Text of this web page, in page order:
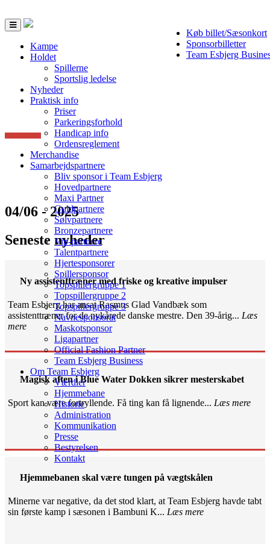
Køb billet/Sæsonkort
Sponsorbilletter
Team Esbjerg
Toggle
navigation
Kampe
Holdet
Spillerne
Sportslig ledelse
Nyheder
Praktisk info
Priser
Parkeringsforhold
Handicap info
Ordensreglement
Merchandise
Samarbejdspartnere
Bliv sponsor i Team Esbjerg
Hovedpartnere
Maxi Partner
Guldpartnere
Sølvpartnere
Bronzepartnere
Vip-partnere
Talentpartnere
Hjertesponsorer
Spillersponsor
Topspillergruppe 1
Topspillergruppe 2
Topspillergruppe 3
Navnesponsorat
Maskotsponsor
Ligapartner
Official Fashion Partner
Team Esbjerg Business
Om Team Esbjerg
Værdier
Hjemmebane
Historie
Administration
Kommunikation
Presse
Bestyrelsen
Kontakt
04/06 - 2025
Seneste nyheder
Ny assistenttræner med friske og kreative impulser
Team Esbjerg har ansat Rasmus Glad Vandbæk som
assistenttræner for de nykårede danske mestre. Den 39-årig... Læs
mere
Magisk aften i Blue Water Dokken sikrer mesterskabet
Sport kan være fortryllende. Få ting kan få lignende... Læs mere
Hjemmebanen skal være tungen på vægtskålen
Minerne var negative, da det stod klart, at Team Esbjerg havde tabt
sin første kamp i sæsonen i Bambuni K... Læs mere